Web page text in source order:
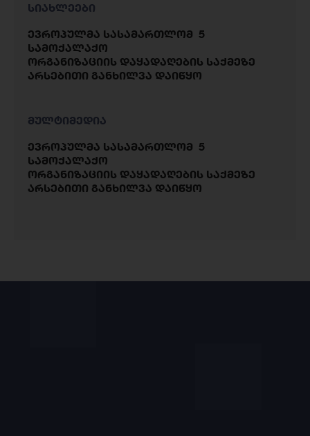
სიახლეები
ევროპულმა სასამართლომ 5
სამოქალაქო
ორგანიზაციის დაყადაღების საქმეზე
არსებითი განხილვა დაიწყო
მულტიმედია
ევროპულმა სასამართლომ 5
სამოქალაქო
ორგანიზაციის დაყადაღების საქმეზე
არსებითი განხილვა დაიწყო